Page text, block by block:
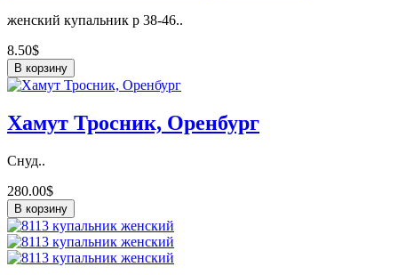
женский купальник р 38-46..
8.50$
В корзину
Хамут Тросник, Оренбург
Снуд..
280.00$
В корзину